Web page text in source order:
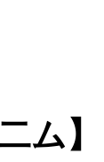
ム】